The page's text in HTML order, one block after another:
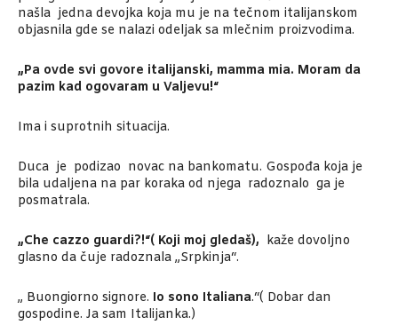
našla jedna devojka koja mu je na tečnom italijanskom
objasnila gde se nalazi odeljak sa mlečnim proizvodima.
„Pa ovde svi govore italijanski, mamma mia. Moram da
pazim kad ogovaram u Valjevu!“
Ima i suprotnih situacija.
Duca je podizao novac na bankomatu. Gospođa koja je
bila udaljena na par koraka od njega radoznalo ga je
posmatrala.
„Che cazzo guardi?!“( Koji moj gledaš), kaže dovoljno
glasno da čuje radoznala „Srpkinja“.
„ Buongiorno signore. Io sono Italiana.“( Dobar dan
gospodine. Ja sam Italijanka.)